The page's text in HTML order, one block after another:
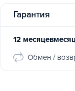
Гарантия
12
Обмен /